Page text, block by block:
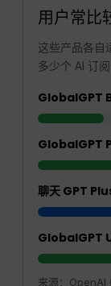
用户常比
这些产品各自
多少个 AI 订
GlobalGPT
GlobalGPT
聊天 GPT
GlobalGPT
来源：OpenAI